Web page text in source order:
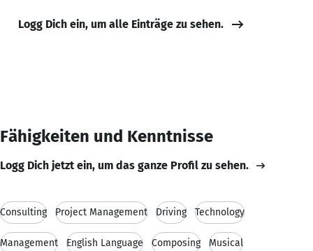
Logg Dich ein, um alle Einträge zu sehen.
Fähigkeiten und Kenntnisse
Logg Dich jetzt ein, um das ganze Profil zu sehen.
Consulting Project Management Driving Technology
Management English Language Composing Musical